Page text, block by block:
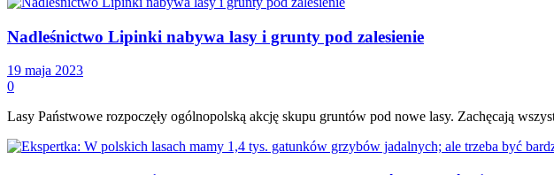
Nadleśnictwo Lipinki nabywa lasy i grunty pod zalesienie
19 maja 2023
0
Lasy Państwowe rozpoczęły ogólnopolską akcję skupu gruntów pod nowe lasy. Zachęcają